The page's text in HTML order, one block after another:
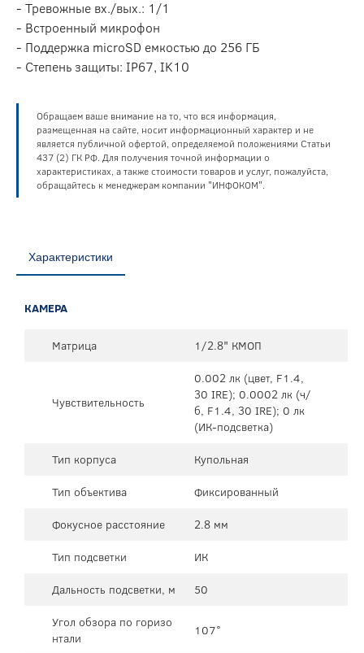
- Тревожные вх./вых.: 1/1
- Встроенный микрофон
- Поддержка microSD емкостью до 256 ГБ
- Степень защиты: IP67, IK10
Обращаем ваше внимание на то, что вся информация,
размещенная на сайте, носит информационный характер и не
является публичной офертой, определяемой положениями Статьи
437 (2) ГК РФ. Для получения точной информации о
характеристиках, а также стоимости товаров и услуг, пожалуйста,
обращайтесь к менеджерам компании "ИНФОКОМ".
Характеристики
КАМЕРА
Матрица 1/2.8" КМОП
Чувствительность
0.002 лк (цвет, F1.4,
30 IRE); 0.0002 лк (ч/
б, F1.4, 30 IRE); 0 лк
(ИК-подсветка)
Тип корпуса
Купольная
Тип объектива
Фиксированный
Фокусное расстояние
2.8 мм
Тип подсветки
ИК
Дальность подсветки, м
50
Угол обзора по горизо
нтали
107°